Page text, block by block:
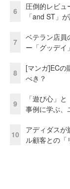
6
圧倒的レビュ
「and ST」
7
ベテラン店員
ー「グッデイ
8
[マンガ]ECの
べき？
9
「遊び心」
事例に学ぶ、
10
アディダスが
ル顧客との